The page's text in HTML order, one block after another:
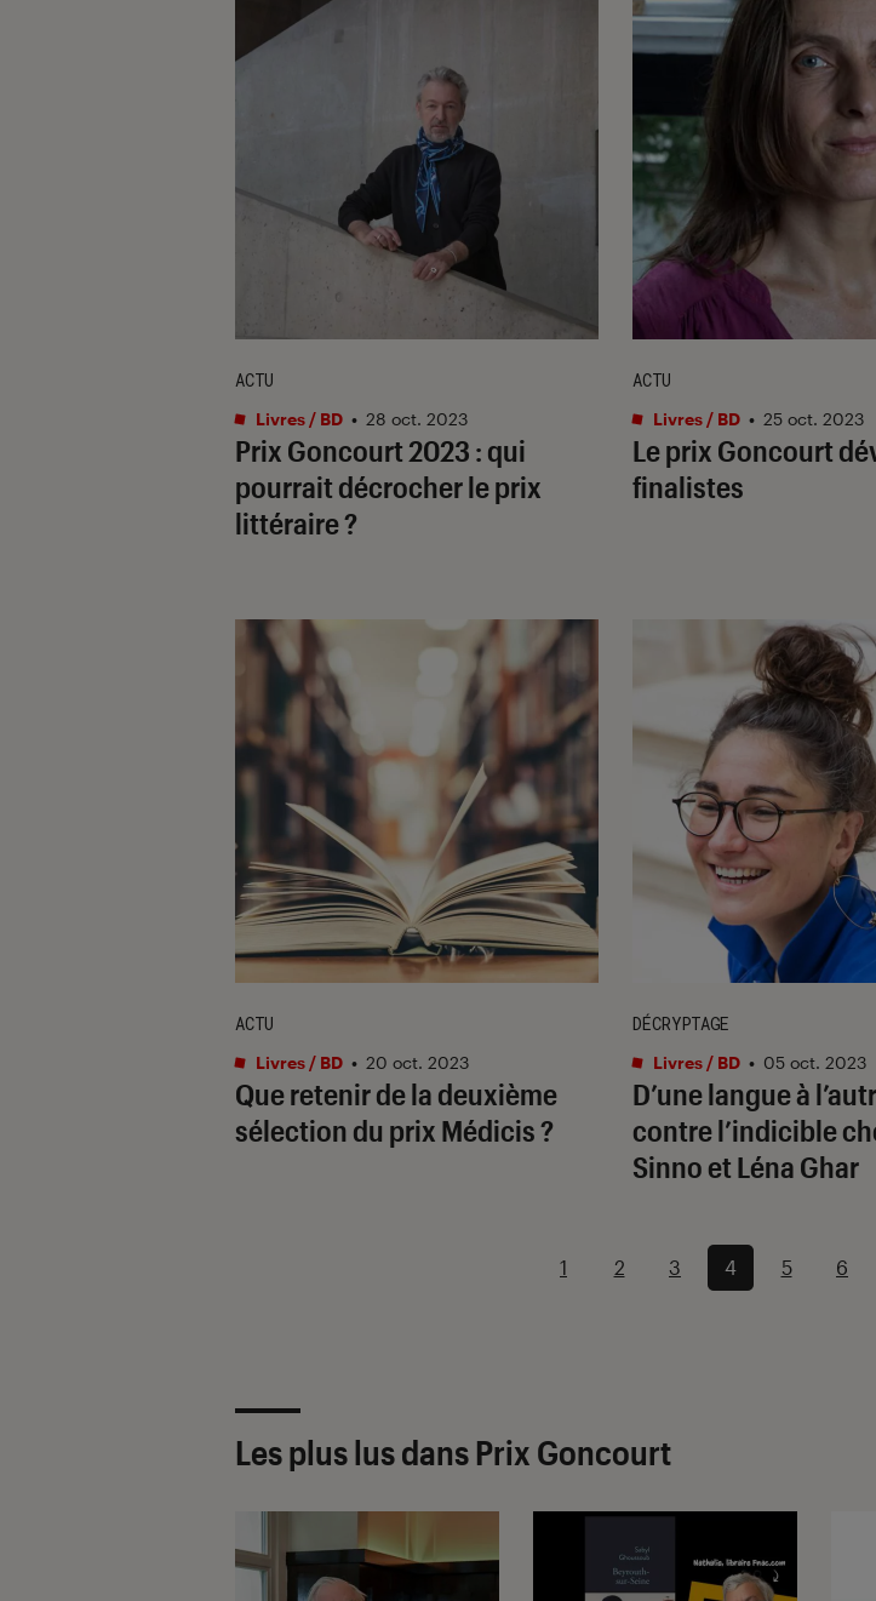
Prix Goncourt 2023 : qui
pourrait décrocher le prix
littéraire ?
ACTU
Livres / BD • 28 oct. 2023
Le prix Goncourt
finalistes
ACTU
Livres / BD • 25 oct. 2023
Que retenir de la deuxième
sélection du prix Médicis ?
ACTU
Livres / BD • 20 oct. 2023
D’une langue à
contre l’indicible
Sinno et Léna Ghar
DÉCRYPTAGE
Livres / BD • 05 oct. 2023
1 2 3 4 5 6
Les plus lus dans Prix Goncourt